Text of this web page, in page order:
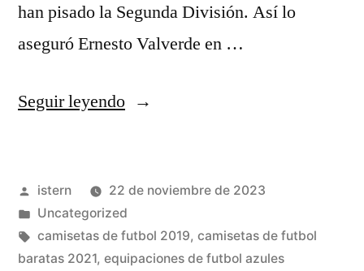
han pisado la Segunda División. Así lo
aseguró Ernesto Valverde en …
Seguir leyendo«equipaciones
el
corte
ingles»
Publicado
por
istern
22 de noviembre de 2023
Publicado
en
Uncategorized
Etiquetas:
camisetas de futbol 2019, camisetas de futbol
baratas 2021, equipaciones de futbol azules